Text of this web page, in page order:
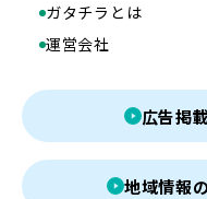
ガタチラとは
運営会社
広告掲
地域情報